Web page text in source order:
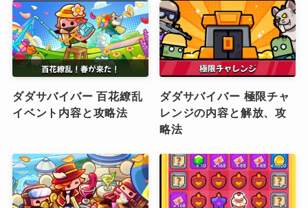
ダダサバイバー 百花繚乱
イベント内容と攻略法
ダダサバイバー 極限チャ
レンジの内容と解放、攻
略法